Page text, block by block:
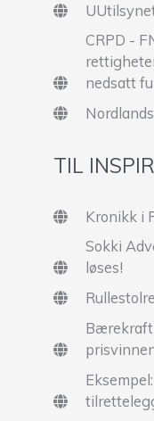
CRPD -
nedsatt
TIL
Kronikk i
Sokki
løses!